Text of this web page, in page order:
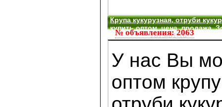
№ объявления: 2063
Крупа кукурузная, отруби
купить оптом, цена, продажа,
Украина
2013-01-10
У нас Вы
оптом